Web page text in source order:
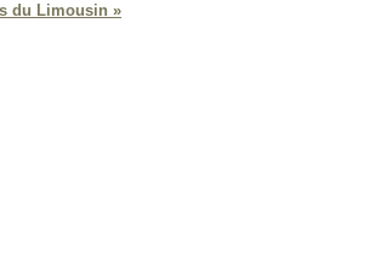
du Limousin »